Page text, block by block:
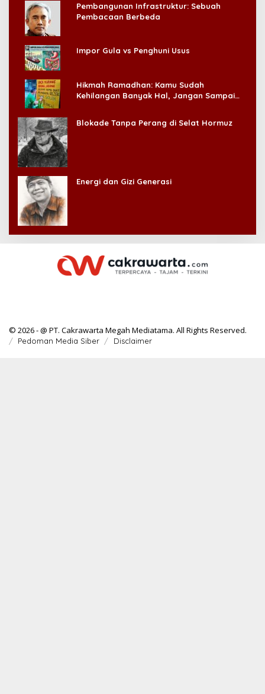
Pembangunan Infrastruktur: Sebuah
Pembacaan Berbeda
Impor Gula vs Penghuni Usus
Hikmah Ramadhan: Kamu Sudah
Kehilangan Banyak Hal, Jangan Sampai
Blokade Tanpa Perang di Selat Hormuz
Energi dan Gizi Generasi
© 2026 - @ PT. Cakrawarta Megah Mediatama. All Rights Reserved.
Pedoman Media Siber Disclaimer